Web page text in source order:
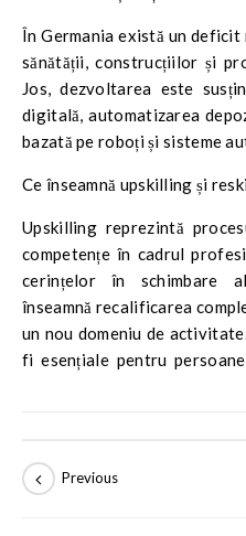
În Germania există un
sănătății, construcțiilor și
Jos, dezvoltarea este
digitală, automatizarea
bazată pe roboți și sisteme
Ce înseamnă upskilling și
Upskilling reprezintă
competențe în cadrul
cerințelor în schimbare
înseamnă recalificarea
un nou domeniu de
fi esențiale pentru